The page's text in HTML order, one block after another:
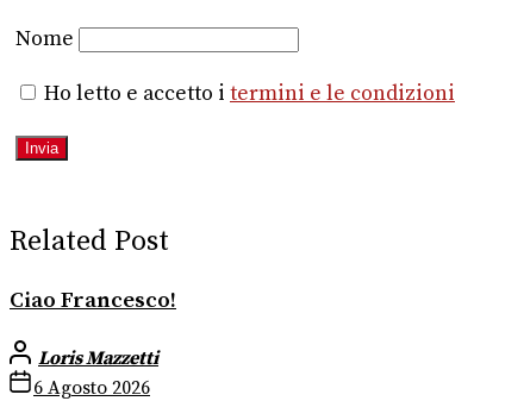
Nome
Ho letto e accetto i termini e le condizioni
Related Post
Ciao Francesco!
Loris Mazzetti
6 Agosto 2026